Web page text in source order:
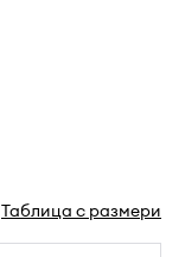
Таблица с размери